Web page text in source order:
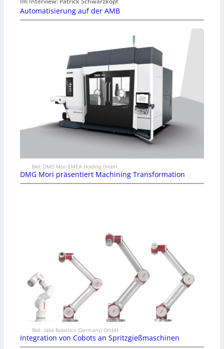
Automatisierung auf der AMB
Bild: DMG Mori EMEA Holding GmbH
DMG Mori präsentiert Machining Transformation
Bild: Jaka Robotics (Germany) GmbH
Integration von Cobots an Spritzgießmaschinen